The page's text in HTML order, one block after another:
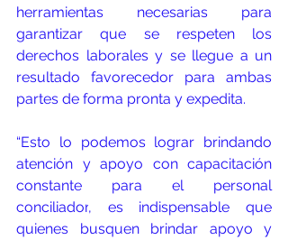
herramientas necesarias para
garantizar que se respeten los
derechos laborales y se llegue a un
resultado favorecedor para ambas
partes de forma pronta y expedita.
“Esto lo podemos lograr brindando
atención y apoyo con capacitación
constante para el personal
conciliador, es indispensable que
quienes busquen brindar apoyo y